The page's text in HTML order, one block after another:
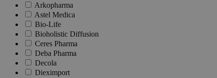
Arkopharma
Astel Medica
Bio-Life
Bioholistic Diffusion
Ceres Pharma
Deba Pharma
Decola
Dieximport